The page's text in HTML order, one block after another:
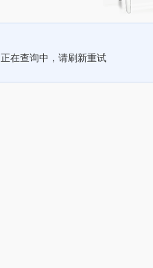
正在查询中，请刷新重试